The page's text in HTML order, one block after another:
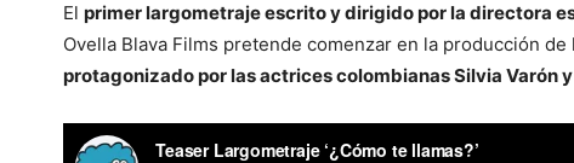
El primer largometraje escrito y dirigido por la directora
Ovella Blava Films pretende comenzar en la producción de
protagonizado por las actrices colombianas Silvia Varón